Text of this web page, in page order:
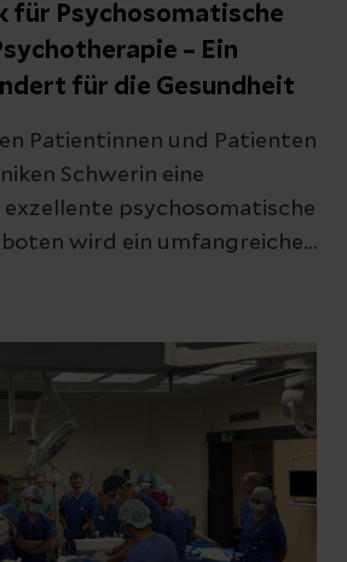
für Psychosomatische
– Ein
für die Gesundheit
Patientinnen und Patienten
Schwerin eine
psychosomatische
wird ein umfangreiches
stationär sowie ambulant.